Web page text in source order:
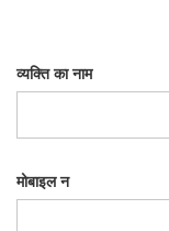
व्यक्ति का नाम
मोबाइल न